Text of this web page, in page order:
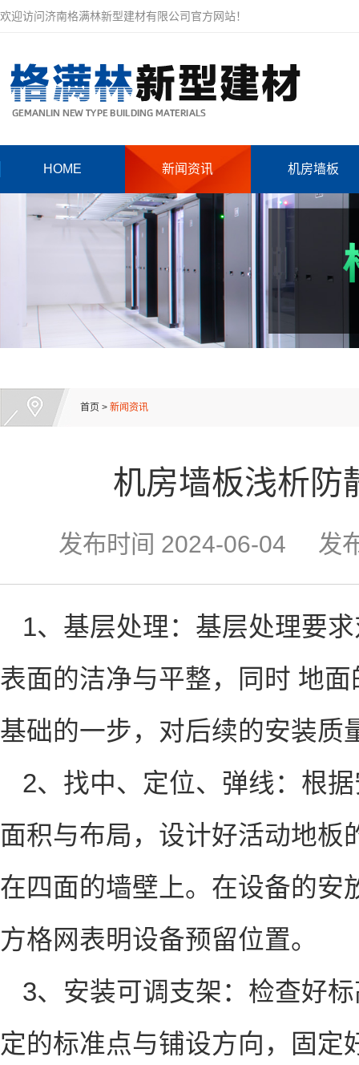
欢迎访问济南格满林新型建材有限公司官方网站！
HOME 新闻资讯 机房墙板
首页 > 新闻资讯
机房墙板浅析防
发布时间 2024-06-04 发
1、基层处理：基层处理要
表面的洁净与平整，同时 地
基础的一步，对后续的安装
2、找中、定位、弹线：根
面积与布局，设计好活动地板
在四面的墙壁上。在设备的安
方格网表明设备预留位置。
3、安装可调支架：检查好
定的标准点与铺设方向，固定